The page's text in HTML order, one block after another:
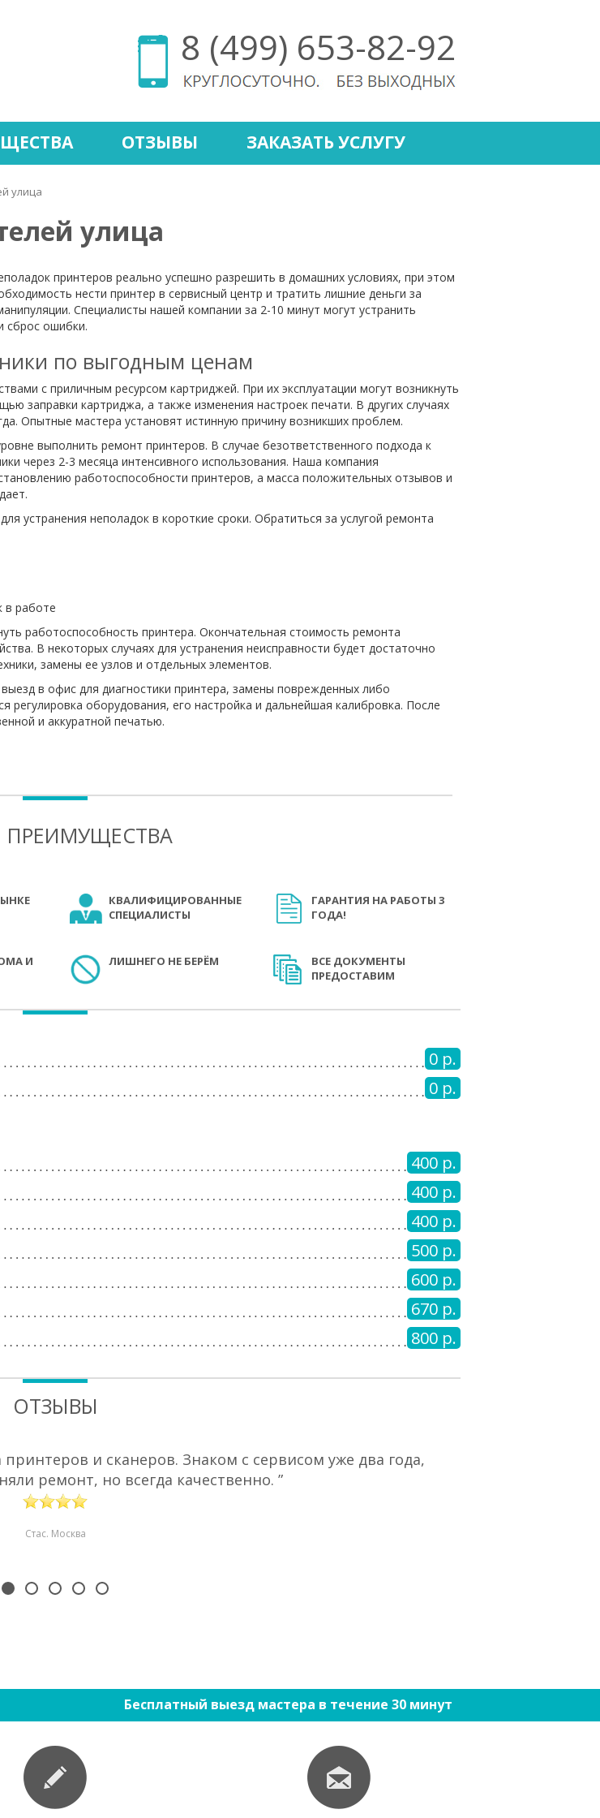
8 (499) 653-82-92
ОТЗЫВЫ ЗАКАЗАТЬ УСЛУГУ
улица
улица
принтеров реально успешно разрешить в домашних условиях, при этом
нести принтер в сервисный центр и тратить лишние деньги за
Специалисты нашей компании за 2-10 минут могут устранить
сброс ошибки.
по выгодным ценам
с приличным ресурсом картриджей. При их эксплуатации могут возникнуть
заправки картриджа, а также изменения настроек печати. В других случаях
Опытные мастера установят истинную причину возникших проблем.
выполнить ремонт принтеров. В случае безответственного подхода к
через 2-3 месяца интенсивного использования. Наша компания
работоспособности принтеров, а масса положительных отзывов и
устранения неполадок в короткие сроки. Обратиться за услугой ремонта
в работе
работоспособность принтера. Окончательная стоимость ремонта
В некоторых случаях для устранения неисправности будет достаточно
замены ее узлов и отдельных элементов.
в офис для диагностики принтера, замены поврежденных либо
оборудования, его настройка и дальнейшая калибровка. После
и аккуратной печатью.
КВАЛИФИЦИРОВАННЫЕ
СПЕЦИАЛИСТЫ
ГАРАНТИЯ НА РАБОТЫ 3
ГОДА!
И
ЛИШНЕГО НЕ БЕРЁМ
ВСЕ ДОКУМЕНТЫ
ПРЕДОСТАВИМ
0 р.
0 р.
400 р.
400 р.
400 р.
500 р.
600 р.
670 р.
800 р.
ОТЗЫВЫ
и сканеров. Знаком с сервисом уже два года,
ремонт, но всегда качественно. ”
Стас. Москва
Бесплатный выезд мастера в течение 30 минут